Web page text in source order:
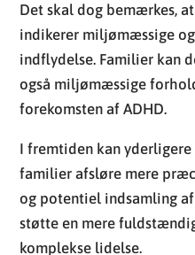
Det skal dog bemærkes,
indikerer miljømæssige
indflydelse. Familier kan
også miljømæssige
forekomsten af ADHD.
I fremtiden kan yderligere
familier afsløre mere
og potentiel indsamling
støtte en mere
komplekse lidelse.